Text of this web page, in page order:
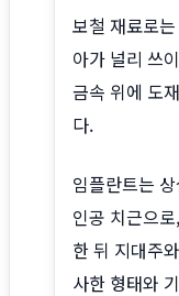
보철 재료로
아가 널리 쓰
금속 위에 도
다.
임플란트는
인공 치근으
한 뒤 지대주
사한 형태와